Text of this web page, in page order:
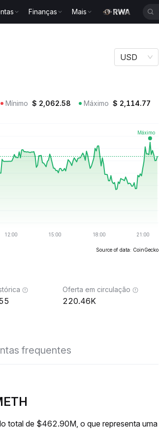
Finanças Mais
USD
Mínimo $ 2,062.58 Máximo $ 2,114.77
Source of data: CoinGecko
Oferta em circulação
220.46K
frequentes
total de $462.90M, o que representa uma